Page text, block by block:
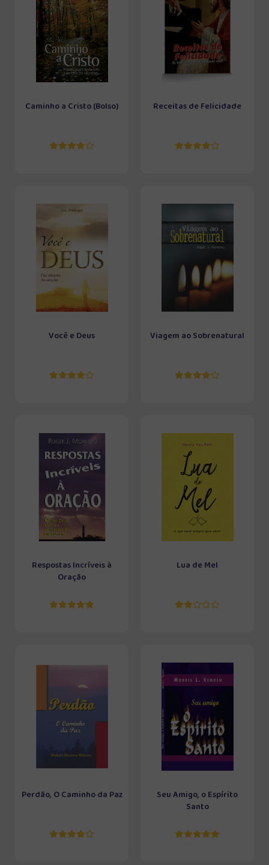
Caminho a Cristo (Bolso) Receitas de Felicidade
Você e Deus Viagem ao Sobrenatural
Respostas Incríveis à
Oração
Lua de Mel
Perdão, O Caminho da Paz
Seu Amigo, o Espírito
Santo